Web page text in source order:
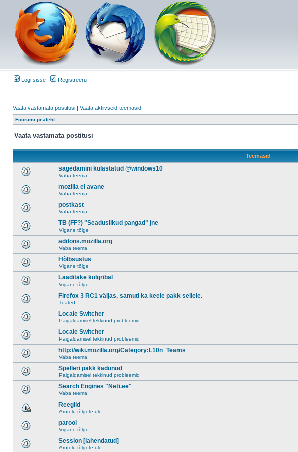
Logi sisse Registreeru
Vaata vastamata postitusi | Vaata aktiivseid teemasid
Foorumi pealeht
Vaata vastamata postitusi
Teemasid
sagedamini külastatud @windows10
Vaba teema
mozilla ei avane
Vaba teema
postkast
Vaba teema
TB (FF?) "Seaduslikud pangad" jne
Vigane tõlge
addons.mozilla.org
Vaba teema
Hõlbsustus
Vigane tõlge
Laaditake külgribal
Vigane tõlge
Firefox 3 RC1 väljas, samuti ka keele pakk sellele.
Teated
Locale Switcher
Paigaldamisel tekkinud probleemid
Locale Switcher
Paigaldamisel tekkinud probleemid
http://wiki.mozilla.org/Category:L10n_Teams
Vaba teema
Spelleri pakk kadunud
Paigaldamisel tekkinud probleemid
Search Engines "Neti.ee"
Vaba teema
Reeglid
Arutelu tõlgete üle
parool
Vigane tõlge
Session [lahendatud]
Arutelu tõlgete üle